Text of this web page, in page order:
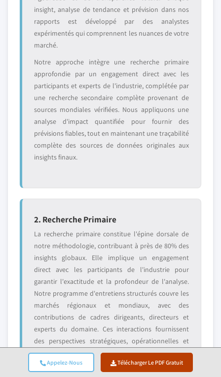
Appelez-Nous Télécharger Le PDF Gratuit
insight, analyse de tendance et prévision dans nos
rapports est développé par des analystes
expérimentés qui comprennent les nuances de votre
marché.
Notre approche intègre une recherche primaire
approfondie par un engagement direct avec les
participants et experts de l'industrie, complétée par
une recherche secondaire complète provenant de
sources mondiales vérifiées. Nous appliquons une
analyse d'impact quantifiée pour fournir des
prévisions fiables, tout en maintenant une traçabilité
complète des sources de données originales aux
insights finaux.
2. Recherche Primaire
La recherche primaire constitue l'épine dorsale de
notre méthodologie, contribuant à près de 80% des
insights globaux. Elle implique un engagement
direct avec les participants de l'industrie pour
garantir l'exactitude et la profondeur de l'analyse.
Notre programme d'entretiens structurés couvre les
marchés régionaux et mondiaux, avec des
contributions de cadres dirigeants, directeurs et
experts du domaine. Ces interactions fournissent
des perspectives stratégiques, opérationnelles et
techniques, permettant des insights complets et des
prévisions de marché fiables.